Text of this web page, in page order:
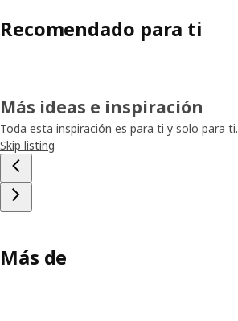
Recomendado para ti
Más ideas e inspiración
Toda esta inspiración es para ti y solo para ti.
Skip listing
Más de